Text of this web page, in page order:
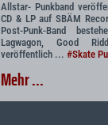
Allstar- Punkband
CD & LP auf SBÄM
Post-Punk-Band
Lagwagon, Good
veröffentlich ... #Skate
Mehr ...